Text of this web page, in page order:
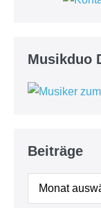
Musikduo
Beiträge
Beiträge